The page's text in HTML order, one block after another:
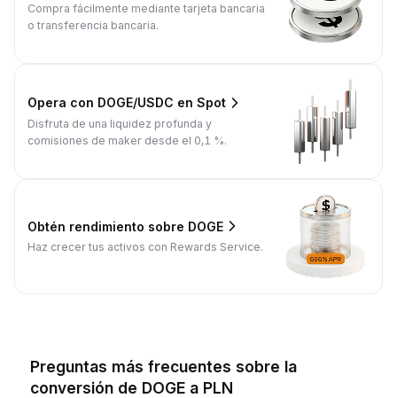
Compra fácilmente mediante tarjeta bancaria
o transferencia bancaria.
Opera con DOGE/USDC en Spot
Disfruta de una liquidez profunda y
comisiones de maker desde el 0,1 %.
Obtén rendimiento sobre DOGE
Haz crecer tus activos con Rewards Service.
Preguntas más frecuentes sobre la
conversión de DOGE a PLN